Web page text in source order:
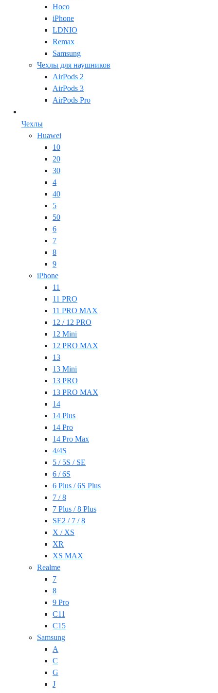
Hoco
iPhone
LDNIO
Remax
Samsung
Чехлы для наушников
AirPods 2
AirPods 3
AirPods Pro
Чехлы
Huawei
10
20
30
4
40
5
50
6
7
8
9
iPhone
11
11 PRO
11 PRO MAX
12 / 12 PRO
12 Mini
12 PRO MAX
13
13 Mini
13 PRO
13 PRO MAX
14
14 Plus
14 Pro
14 Pro Max
4/4S
5 / 5S / SE
6 / 6S
6 Plus / 6S Plus
7 / 8
7 Plus / 8 Plus
SE2 / 7 / 8
X / XS
XR
XS MAX
Realme
7
8
9 Pro
C11
C15
Samsung
A
C
G
J